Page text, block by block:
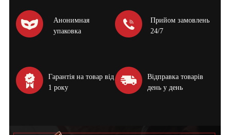
Анонимная
упаковка
Прийом замовлень
24/7
Гарантія на товар від
1 року
Відправка товарів
день у день